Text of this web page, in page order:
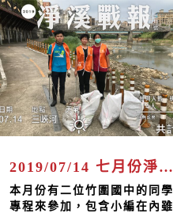
2019/07/14 七月份淨溪志工日
本月份有二位竹圍國中的同學
專程來參加，包含小編在內雖